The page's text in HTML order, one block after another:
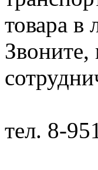
товара в
тел. 8-